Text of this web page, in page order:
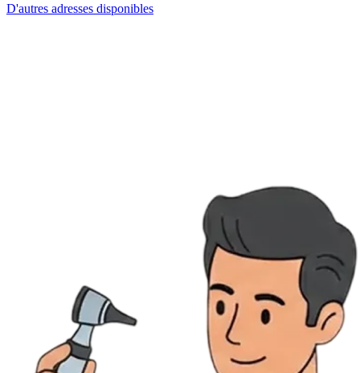
D'autres adresses disponibles